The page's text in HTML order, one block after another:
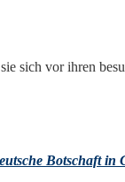
sich vor ihren
Botschaft in